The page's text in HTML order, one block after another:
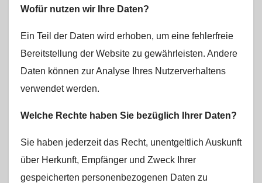
Wofür nutzen wir Ihre Daten?
Ein Teil der Daten wird erhoben, um eine fehlerfreie
Bereitstellung der Website zu gewährleisten. Andere
Daten können zur Analyse Ihres Nutzerverhaltens
verwendet werden.
Welche Rechte haben Sie bezüglich Ihrer Daten?
Sie haben jederzeit das Recht, unentgeltlich Auskunft
über Herkunft, Empfänger und Zweck Ihrer
gespeicherten personenbezogenen Daten zu